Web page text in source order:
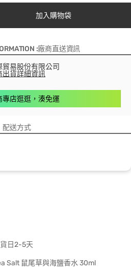
加入購物袋
:廠商直送資訊
貿易股份有限公司
出貨詳細資訊
專店逛逛，湊免運
配送方式
日2-5天
Salt 鼠尾草與海鹽香水 30ml